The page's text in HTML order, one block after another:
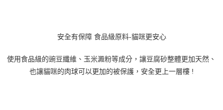
安全有保障 食品級原料-貓咪更安心
使用食品級的豌豆纖維、玉米澱粉等成分，讓豆腐砂整體更加天然、
也讓貓咪的肉球可以更加的被保護，安全更上一層樓 !